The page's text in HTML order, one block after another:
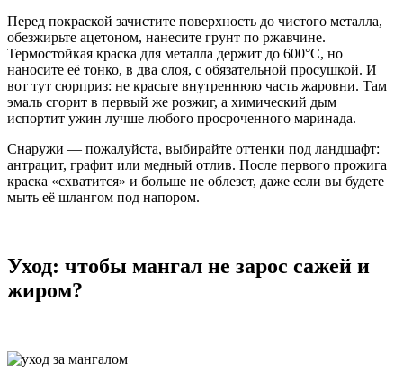
Перед покраской зачистите поверхность до чистого металла,
обезжирьте ацетоном, нанесите грунт по ржавчине.
Термостойкая краска для металла держит до 600°C, но
наносите её тонко, в два слоя, с обязательной просушкой. И
вот тут сюрприз: не красьте внутреннюю часть жаровни. Там
эмаль сгорит в первый же розжиг, а химический дым
испортит ужин лучше любого просроченного маринада.
Снаружи — пожалуйста, выбирайте оттенки под ландшафт:
антрацит, графит или медный отлив. После первого прожига
краска «схватится» и больше не облезет, даже если вы будете
мыть её шлангом под напором.
Уход: чтобы мангал не зарос сажей и
жиром?